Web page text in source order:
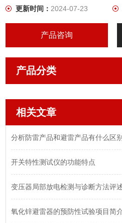
更新时间：2024-07-23
产品咨询
产品分类
相关文章
分析防雷产品和避雷产品有什么区别
开关特性测试仪的功能特点
变压器局部放电检测与诊断方法评
氧化锌避雷器的预防性试验项目简